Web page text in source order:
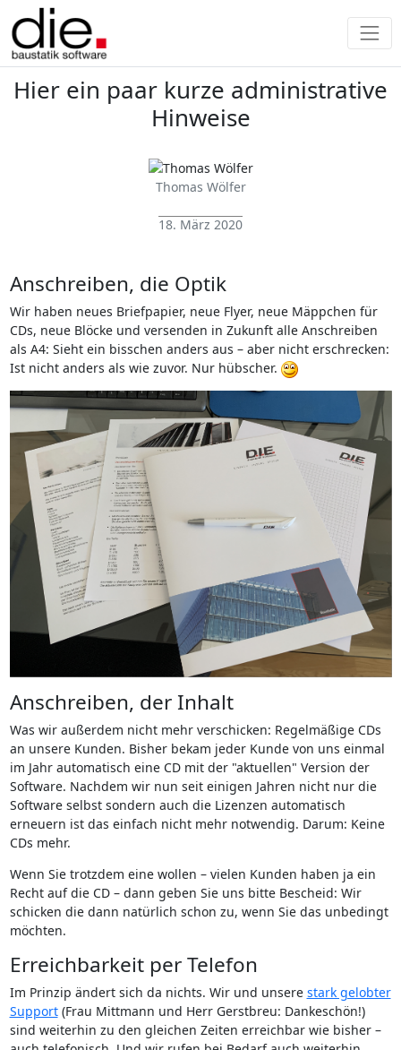
Hier ein paar kurze administrative
Hinweise
Thomas Wölfer
18. März 2020
Anschreiben, die Optik
Wir haben neues Briefpapier, neue Flyer, neue Mäppchen für
CDs, neue Blöcke und versenden in Zukunft alle Anschreiben
als A4: Sieht ein bisschen anders aus – aber nicht erschrecken:
Ist nicht anders als wie zuvor. Nur hübscher.
Anschreiben, der Inhalt
Was wir außerdem nicht mehr verschicken: Regelmäßige CDs
an unsere Kunden. Bisher bekam jeder Kunde von uns einmal
im Jahr automatisch eine CD mit der "aktuellen" Version der
Software. Nachdem wir nun seit einigen Jahren nicht nur die
Software selbst sondern auch die Lizenzen automatisch
erneuern ist das einfach nicht mehr notwendig. Darum: Keine
CDs mehr.
Wenn Sie trotzdem eine wollen – vielen Kunden haben ja ein
Recht auf die CD – dann geben Sie uns bitte Bescheid: Wir
schicken die dann natürlich schon zu, wenn Sie das unbedingt
möchten.
Erreichbarkeit per Telefon
Im Prinzip ändert sich da nichts. Wir und unsere stark gelobter
Support(Frau Mittmann und Herr Gerstbreu: Dankeschön!)
sind weiterhin zu den gleichen Zeiten erreichbar wie bisher –